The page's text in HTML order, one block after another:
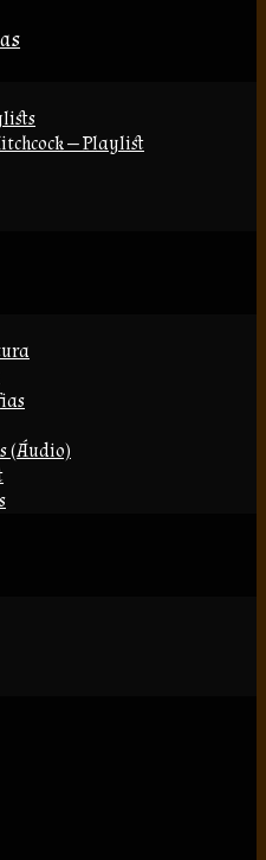
— Playlist
(áudio)